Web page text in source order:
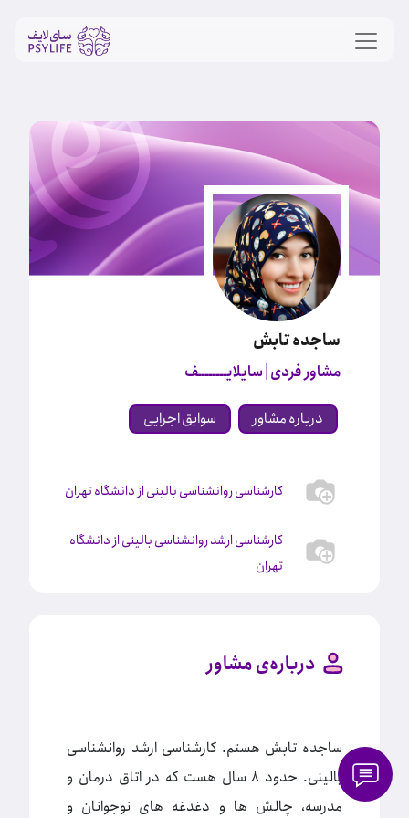
ساجده تابش
مشاور فردی | سایلایــــــــف
درباره مشاور سوابق اجرایی
کارشناسی روانشناسی بالینی از دانشگاه تهران
کارشناسی ارشد روانشناسی بالینی از دانشگاه
تهران
درباره‌ی مشاور
ساجده تابش هستم. کارشناسی ارشد روانشناسی
بالینی. حدود ۸ سال هست که در اتاق درمان و
مدرسه، چالش ها و دغدغه های نوجوانان و